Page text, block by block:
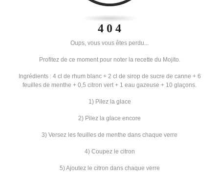
4 0 4
Oups, vous vous êtes perdu...
Profitez de ce moment pour noter la recette du Mojito.
Ingrédients : 4 cl de rhum blanc + 2 cl de sirop de sucre de canne + 6
feuilles de menthe + 0,5 citron vert + 1 eau gazeuse + 10 glaçons.
1) Pilez la glace
2) Pilez la glace encore
3) Versez les feuilles de menthe dans chaque verre
4) Coupez le citron
5) Ajoutez le citron dans chaque verre